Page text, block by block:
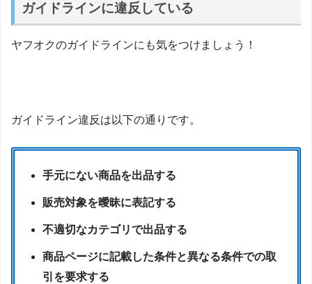
ガイドラインに違反している
ヤフオクのガイドラインにも気をつけましょう！
ガイドライン違反は以下の通りです。
手元にない商品を出品する
販売対象を曖昧に表記する
不適切なカテゴリで出品する
商品ページに記載した条件と異なる条件での取
引を要求する